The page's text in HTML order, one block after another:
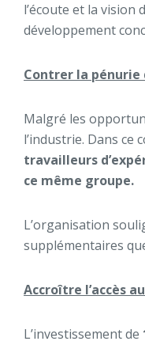
l’écoute et la
développement
Contrer la pénurie
Malgré les
l’industrie. Dans ce
travailleurs
ce même groupe.
L’organisation
supplémentaires
Accroître l’accès
L’investissement de